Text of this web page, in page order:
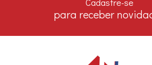
para receber